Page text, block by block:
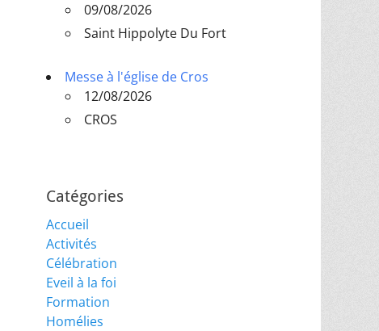
09/08/2026
Saint Hippolyte Du Fort
Messe à l'église de Cros
12/08/2026
CROS
Catégories
Accueil
Activités
Célébration
Eveil à la foi
Formation
Homélies